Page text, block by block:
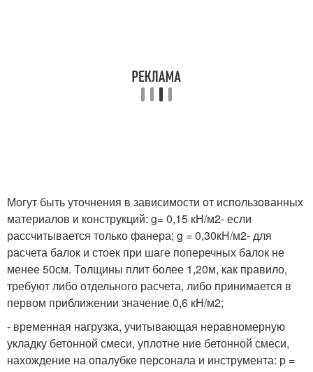
Могут быть уточнения в зависимости от использованных
материалов и конструкций: g= 0,15 кН/м2- если
рассчитывается только фанера; g = 0,30кН/м2- для
расчета балок и стоек при шаге поперечных балок не
менее 50см. Толщины плит более 1,20м, как правило,
требуют либо отдельного расчета, либо принимается в
первом приближении значение 0,6 кН/м2;
- временная нагрузка, учитывающая неравномерную
укладку бетонной смеси, уплотне ние бетонной смеси,
нахождение на опалубке персонала и инструмента: р =